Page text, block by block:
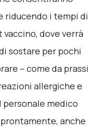
riducendo i tempi di
vaccino, dove verrà
sostare per pochi
– come da prassi
allergiche e
personale medico
anche